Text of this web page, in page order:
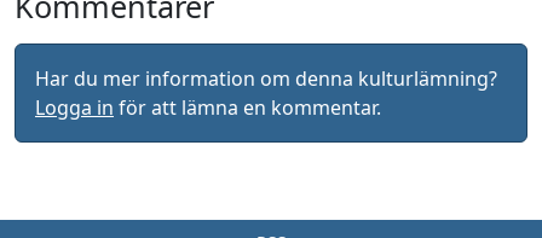
Har du mer information om denna kulturlämning?
Logga in för att lämna en kommentar.